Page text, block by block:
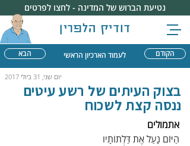
דודיק הלפרין
נטיעת הברוש של המדינה - לחצו לפרטים
הבא הקודם לעמוד הארכיון הראשי
יום שני, 31 ביולי 2017
בצוק העיתים של רשע עיטים
ננסה קצת לשכוח
אתמולים
הַיּוֹם נָעַל אֶת דַּלְתוֹתָיו